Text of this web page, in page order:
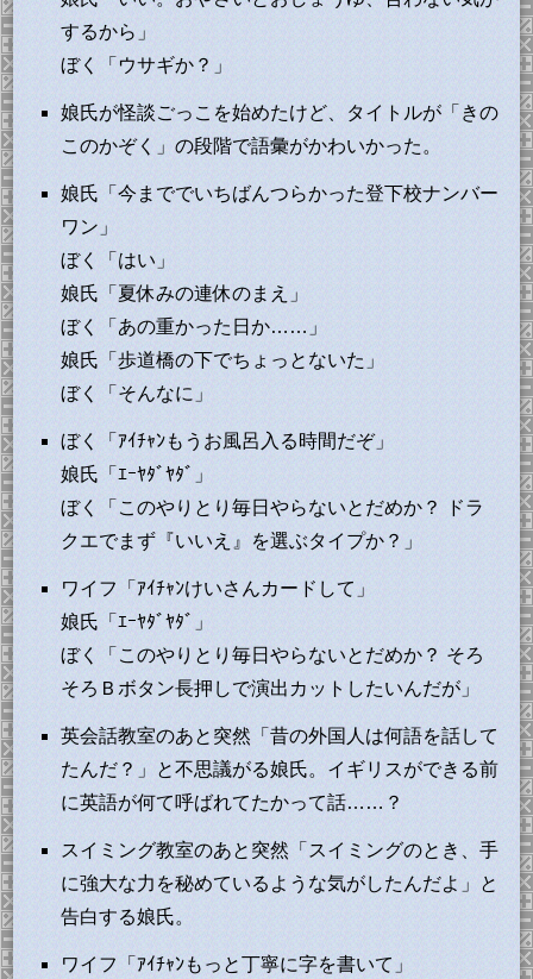
するから」
ぼく「ウサギか？」
娘氏が怪談ごっこを始めたけど、タイトルが「きの
このかぞく」の段階で語彙がかわいかった。
娘氏「今まででいちばんつらかった登下校ナンバー
ワン」
ぼく「はい」
娘氏「夏休みの連休のまえ」
ぼく「あの重かった日か……」
娘氏「歩道橋の下でちょっとないた」
ぼく「そんなに」
ぼく「ｱｲﾁｬﾝもうお風呂入る時間だぞ」
娘氏「ｴｰﾔﾀﾞﾔﾀﾞ」
ぼく「このやりとり毎日やらないとだめか？ ドラ
クエでまず『いいえ』を選ぶタイプか？」
ワイフ「ｱｲﾁｬﾝけいさんカードして」
娘氏「ｴｰﾔﾀﾞﾔﾀﾞ」
ぼく「このやりとり毎日やらないとだめか？ そろ
そろＢボタン長押しで演出カットしたいんだが」
英会話教室のあと突然「昔の外国人は何語を話して
たんだ？」と不思議がる娘氏。イギリスができる前
に英語が何て呼ばれてたかって話……？
スイミング教室のあと突然「スイミングのとき、手
に強大な力を秘めているような気がしたんだよ」と
告白する娘氏。
ワイフ「ｱｲﾁｬﾝもっと丁寧に字を書いて」